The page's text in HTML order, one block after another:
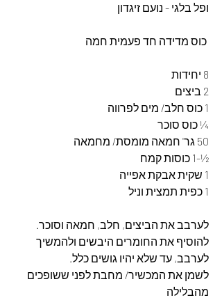
ופל בלגי - נועם זיגדון
8 יחידות
2 ביצים
1 כוס חלב/ מים לפרווה
¼ כוס סוכר
50 גר' חמאה מומסת/ מחמאה
½-1 כוסות קמח
1 שקית אבקת אפייה
1 כפית תמצית וניל
לערבב את הביצים, חלב, חמאה וסוכר.
להוסיף את החומרים היבשים ולהמשיך
לערבב, עד שלא יהיו גושים כלל.
לשמן את המכשיר/ מחבת לפני ששופכים
מהבלילה